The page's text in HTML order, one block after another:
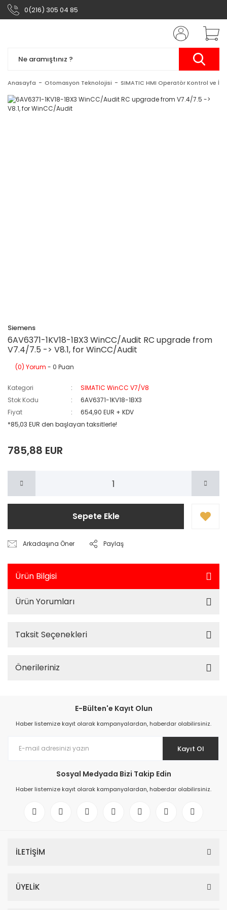
0(216) 305 04 85
Anasayfa Otomasyon Teknolojisi SIMATIC HMI Operatör Kontrol ve
Siemens
6AV6371-1KV18-1BX3 WinCC/Audit RC upgrade from
V7.4/7.5 -> V8.1, for WinCC/Audit
(0) Yorum - 0 Puan
Kategori
SIMATIC WinCC V7/V8
Stok Kodu
6AV6371-1KV18-1BX3
Fiyat
654,90 EUR + KDV
*85,03 EUR den başlayan taksitlerle!
785,88 EUR
Sepete Ekle
Arkadaşına Öner Paylaş
Ürün Bilgisi
Ürün Yorumları
Taksit Seçenekleri
Önerileriniz
E-Bülten'e Kayıt Olun
Haber listemize kayıt olarak kampanyalardan, haberdar olabilirsiniz.
Kayıt Ol
Sosyal Medyada Bizi Takip Edin
Haber listemize kayıt olarak kampanyalardan, haberdar olabilirsiniz.
İLETİŞİM
ÜYELİK